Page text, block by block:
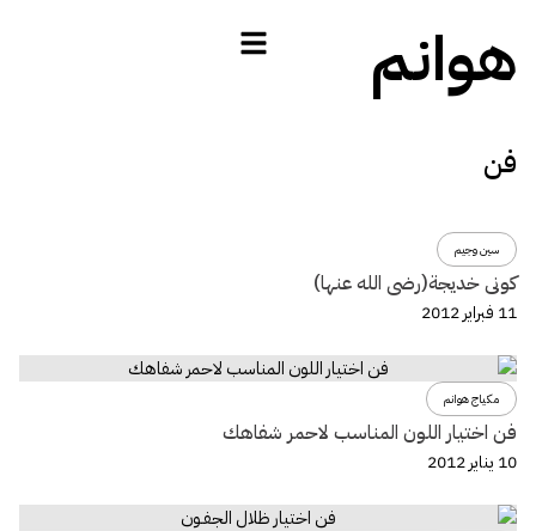
هوانم
فن
سين وجيم
كونى خديجة(رضى الله عنها)
11 فبراير 2012
مكياج هوانم
فن اختيار اللون المناسب لاحمر شفاهك
10 يناير 2012